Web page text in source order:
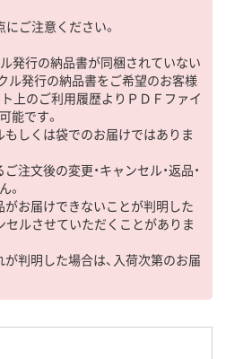
ご注意ください。
ル発行の納品書が同梱されていない
ル発行の納品書をご希望のお客様
ト上のご利用履歴よりＰＤＦファイ
能です。
もしくは袋でのお届けではありま
注文後の変更・キャンセル・返品・
。
がお届けできないことが判明した
セルさせていただくことがありま
が判明した場合は、入荷次第のお届